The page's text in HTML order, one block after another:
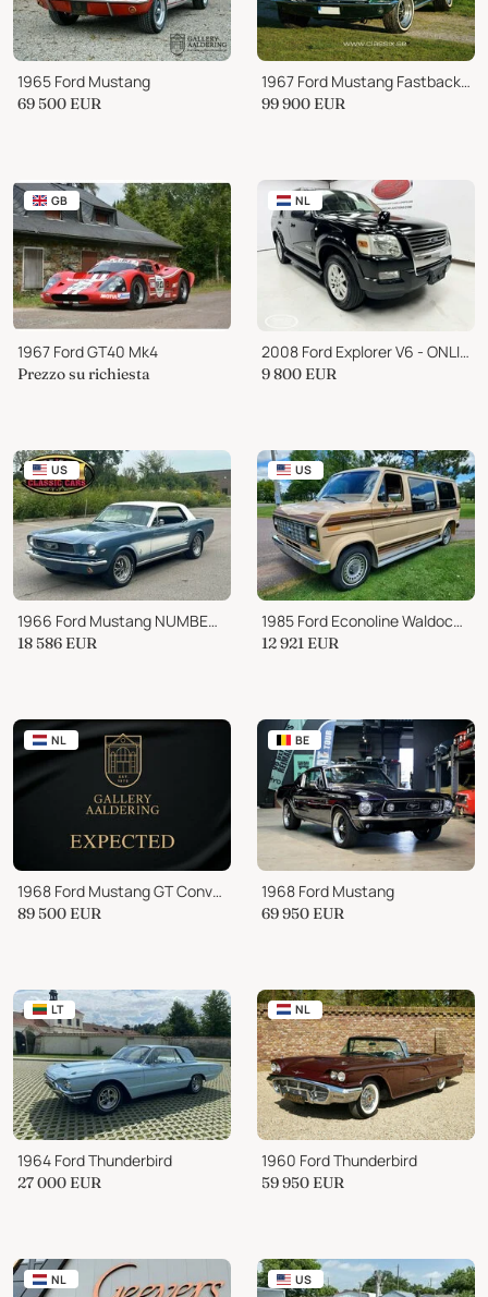
1965 Ford Mustang
69 500 EUR
1967 Ford Mustang Fastback 390
99 900 EUR
GB
1967 Ford GT40 Mk4
Prezzo su richiesta
NL
2008 Ford Explorer V6 - ONLINE AUCTION
9 800 EUR
US
1966 Ford Mustang NUMBERS MATCHING 289ci AUTO
18 586 EUR
US
1985 Ford Econoline Waldoch Conversion Van
12 921 EUR
NL
1968 Ford Mustang GT Convertible
89 500 EUR
BE
1968 Ford Mustang
69 950 EUR
LT
1964 Ford Thunderbird
27 000 EUR
NL
1960 Ford Thunderbird
59 950 EUR
NL US